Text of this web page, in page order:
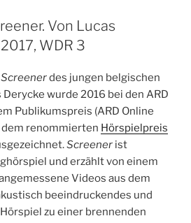
Von Lucas
WDR 3
Screenerdes jungen belgischen
wurde 2016 bei den ARD
Publikumspreis (ARD Online
dem renommierten Hörspielpreis
Screener ist
und erzählt von einem
Videos aus dem
beeindruckendes und
zu einer brennenden